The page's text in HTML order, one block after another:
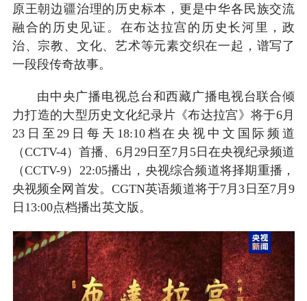
原王朝边疆治理的历史标本，更是中华各民族交流
融合的历史见证。在布达拉宫的历史长河里，政
治、宗教、文化、艺术等元素交织在一起，谱写了
一段段传奇故事。
由中央广播电视总台和西藏广播电视台联合倾
力打造的大型历史文化纪录片《布达拉宫》将于6月
23日至29日每天18:10档在央视中文国际频道
（CCTV-4）首播、6月29日至7月5日在央视纪录频道
（CCTV-9）22:05播出，央视综合频道将择期重播，
央视频全网首发。CGTN英语频道将于7月3日至7月9
日13:00点档播出英文版。